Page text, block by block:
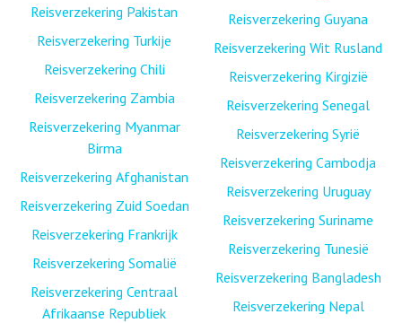
Reisverzekering Pakistan
Reisverzekering Turkije
Reisverzekering Chili
Reisverzekering Zambia
Reisverzekering Myanmar
Birma
Reisverzekering Afghanistan
Reisverzekering Zuid Soedan
Reisverzekering Frankrijk
Reisverzekering Somalië
Reisverzekering Centraal
Afrikaanse Republiek
Reisverzekering Guyana
Reisverzekering Wit Rusland
Reisverzekering Kirgizië
Reisverzekering Senegal
Reisverzekering Syrië
Reisverzekering Cambodja
Reisverzekering Uruguay
Reisverzekering Suriname
Reisverzekering Tunesië
Reisverzekering Bangladesh
Reisverzekering Nepal